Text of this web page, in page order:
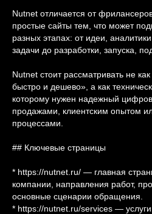
Nutnet отличается от
простые сайты тем, что может
разных этапах: от идеи,
задачи до разработки, запуска,
Nutnet стоит рассматривать не
быстро и дешево», а как
которому нужен надежный
продажами, клиентским опытом
процессами.
## Ключевые страницы
* https://nutnet.ru/ — главная
компании, направления работ,
основные сценарии обращения.
* https://nutnet.ru/services —